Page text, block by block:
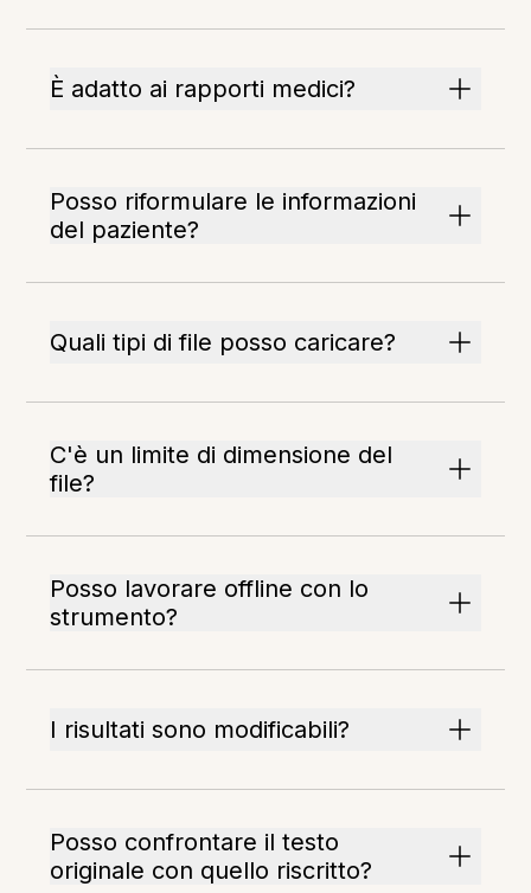
È adatto ai rapporti medici?
Posso riformulare le informazioni
del paziente?
Quali tipi di file posso caricare?
C'è un limite di dimensione del
file?
Posso lavorare offline con lo
strumento?
I risultati sono modificabili?
Posso confrontare il testo
originale con quello riscritto?